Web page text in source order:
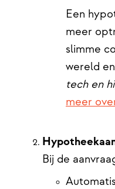
Een
meer
slimme
wereld
tech en
meer
Bij de